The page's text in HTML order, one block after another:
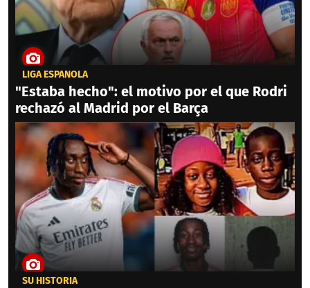
LIGA ESPAÑOLA
"Estaba hecho": el motivo por el que Rodri
rechazó al Madrid por el Barça
SU HISTORIA